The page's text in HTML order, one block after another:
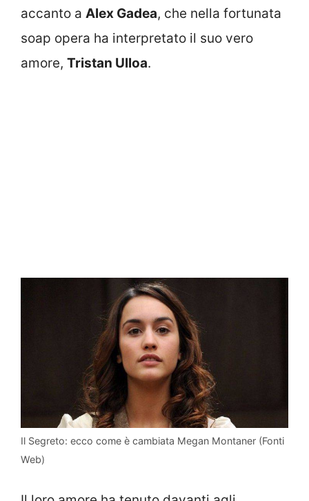
accanto a Alex Gadea, che nella fortunata
soap opera ha interpretato il suo vero
amore, Tristan Ulloa.
Il Segreto: ecco come è cambiata Megan Montaner (Fonti
Web)